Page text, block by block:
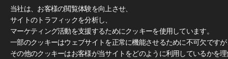
当社は、お客様の閲覧体験を向上させ、
サイトのトラフィックを分析し、
マーケティング活動を支援するためにクッキーを使用しています。
一部のクッキーはウェブサイトを正常に機能させるために不可欠です
その他のクッキーはお客様が当サイトをどのように利用しているかを